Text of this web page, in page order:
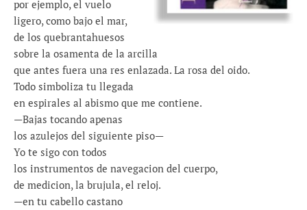
por ejemplo, el vuelo
ligero, como bajo el mar,
de los quebrantahuesos
sobre la osamenta de la arcilla
que antes fuera una res enlazada. La rosa del oido.
Todo simboliza tu llegada
en espirales al abismo que me contiene.
—Bajas tocando apenas
los azulejos del siguiente piso—
Yo te sigo con todos
los instrumentos de navegacion del cuerpo,
de medicion, la brujula, el reloj.
—en tu cabello castano